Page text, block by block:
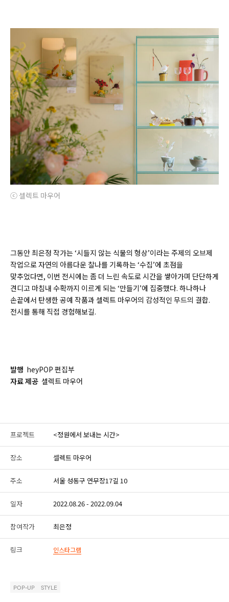
ⓒ 셀렉트 마우어
그동안 최은정 작가는 ‘시들지 않는 식물의 형상’이라는 주제의 오브제
작업으로 자연의 아름다운 찰나를 기록하는 ‘수집’에 초점을
맞추었다면, 이번 전시에는 좀 더 느린 속도로 시간을 쌓아가며 단단하게
견디고 마침내 수확까지 이르게 되는 ‘만들기’에 집중했다. 하나하나
손끝에서 탄생한 공예 작품과 셀렉트 마우어의 감성적인 무드의 결합.
전시를 통해 직접 경험해보길.
발행 heyPOP 편집부
자료 제공 셀렉트 마우어
프로젝트 <정원에서 보내는 시간>
장소 셀렉트 마우어
주소 서울 성동구 연무장17길 10
일자 2022.08.26 - 2022.09.04
참여작가 최은정
링크 인스타그램
POP-UP STYLE